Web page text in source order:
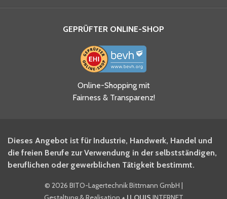
Ja, ich habe die
Datenschutzhinweise gelesen
und akzeptiere diese.
BITO Newsletter Fachwissen
Intralogistiker anmelden.
Ja, ich möchte mich für den
GEPRÜFTER ONLINE-SHOP
Online-Shopping mit
Fairness & Transparenz!
Dieses Angebot ist für Industrie, Handwerk, Handel und
die freien Berufe zur Verwendung in der selbstständigen,
beruflichen oder gewerblichen Tätigkeit bestimmt.
© 2026 BITO-Lagertechnik Bittmann GmbH |